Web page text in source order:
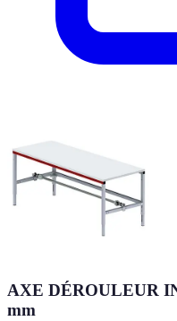
AXE DÉROULEUR
mm